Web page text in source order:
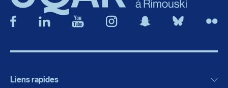
Liens rapides